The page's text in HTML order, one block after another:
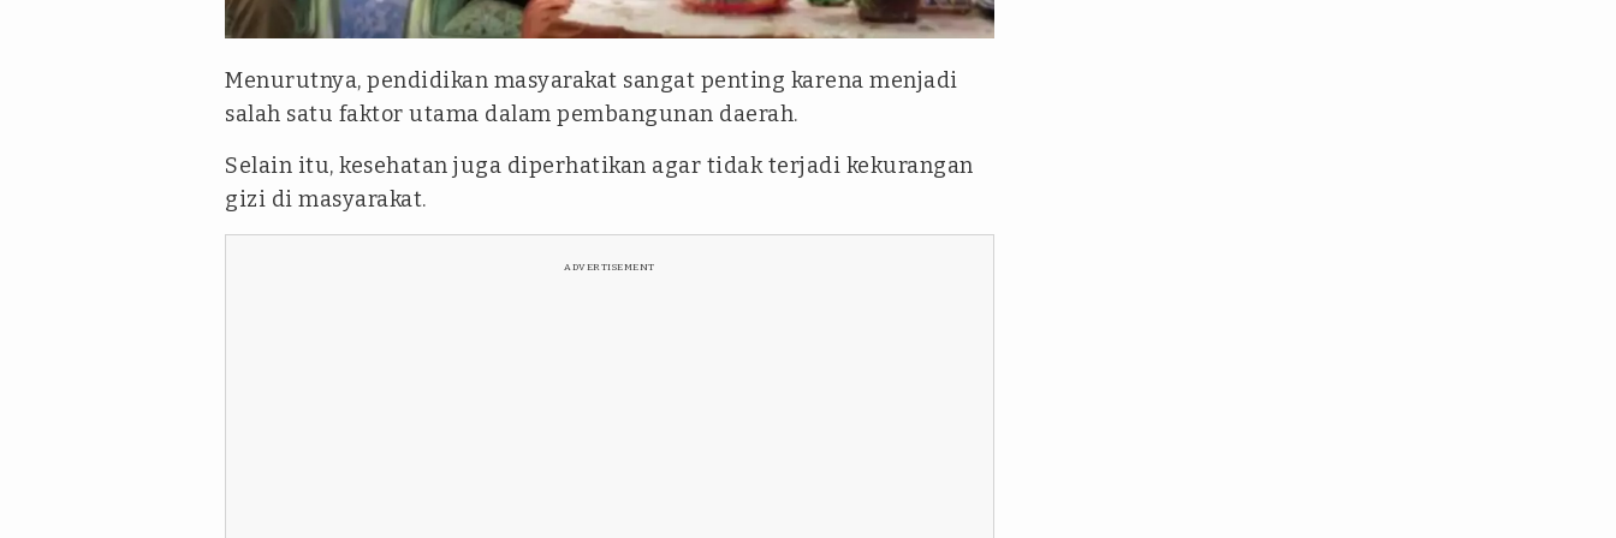
Tangkapan layar Youtube Gubsherly
Menurutnya, pendidikan masyarakat sangat penting karena menjadi
salah satu faktor utama dalam pembangunan daerah.
Selain itu, kesehatan juga diperhatikan agar tidak terjadi kekurangan
gizi di masyarakat.
ADVERTISEMENT